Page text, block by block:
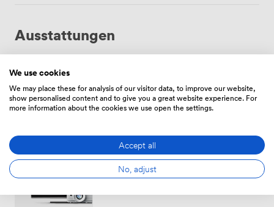
Ausstattungen
We use cookies
We may place these for analysis of our visitor data, to improve our website,
show personalised content and to give you a great website experience. For
more information about the cookies we use open the settings.
Accept all
No, adjust